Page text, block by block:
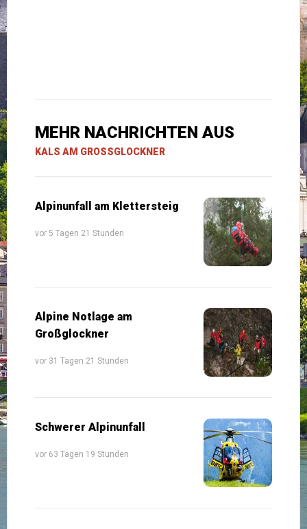
MEHR NACHRICHTEN AUS
KALS AM GROSSGLOCKNER
Alpinunfall am Klettersteig
vor 5 Tagen 21 Stunden
Alpine Notlage am
Großglockner
vor 31 Tagen 21 Stunden
Schwerer Alpinunfall
vor 63 Tagen 19 Stunden